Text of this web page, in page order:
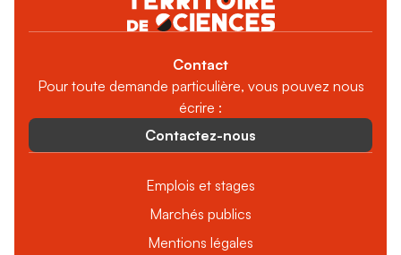
Contact
Pour toute demande particulière, vous pouvez nous
écrire :
Contactez-nous
Emplois et stages
Marchés publics
Mentions légales